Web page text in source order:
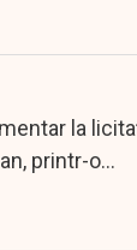
la
printr-o